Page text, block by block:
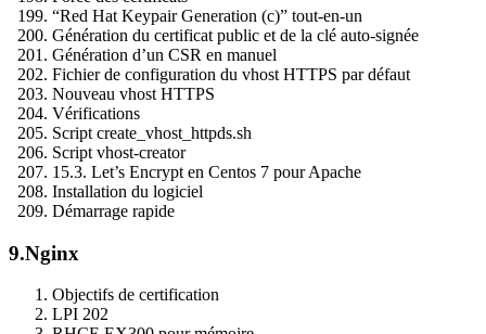
“Red Hat Keypair Generation (c)” tout-en-un
Génération du certificat public et de la clé auto-signée
Génération d’un CSR en manuel
Fichier de configuration du vhost HTTPS par défaut
Nouveau vhost HTTPS
Vérifications
Script create_vhost_httpds.sh
Script vhost-creator
15.3. Let’s Encrypt en Centos 7 pour Apache
Installation du logiciel
Démarrage rapide
9.Nginx
Objectifs de certification
LPI 202